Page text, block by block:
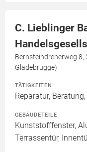
C. Lieblinger
Bernsteindreherweg 8,
Gladebrügge)
TÄTIGKEITEN
Reparatur,
GEBÄUDETEILE
Kunststofffenster,
Terrassentür,